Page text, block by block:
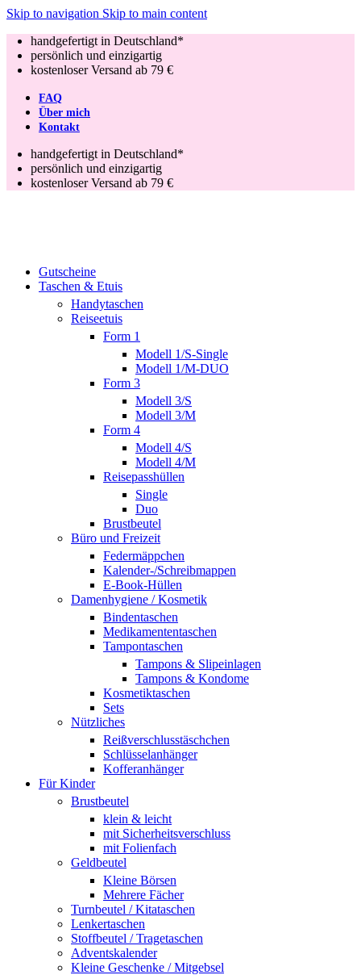
Skip to navigation Skip to main content
handgefertigt in Deutschland*
persönlich und einzigartig
kostenloser Versand ab 79 €
FAQ
Über mich
Kontakt
handgefertigt in Deutschland*
persönlich und einzigartig
kostenloser Versand ab 79 €
Gutscheine
Taschen & Etuis
Handytaschen
Reiseetuis
Form 1
Modell 1/S-Single
Modell 1/M-DUO
Form 3
Modell 3/S
Modell 3/M
Form 4
Modell 4/S
Modell 4/M
Reisepasshüllen
Single
Duo
Brustbeutel
Büro und Freizeit
Federmäppchen
Kalender-/Schreibmappen
E-Book-Hüllen
Damenhygiene / Kosmetik
Bindentaschen
Medikamententaschen
Tampontaschen
Tampons & Slipeinlagen
Tampons & Kondome
Kosmetiktaschen
Sets
Nützliches
Reißverschlusstäschchen
Schlüsselanhänger
Kofferanhänger
Für Kinder
Brustbeutel
klein & leicht
mit Sicherheitsverschluss
mit Folienfach
Geldbeutel
Kleine Börsen
Mehrere Fächer
Turnbeutel / Kitataschen
Lenkertaschen
Stoffbeutel / Tragetaschen
Adventskalender
Kleine Geschenke / Mitgebsel